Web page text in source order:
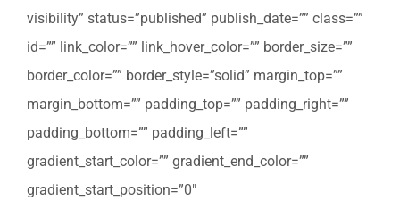
visibility” status=”published” publish_date=”” class=””
id=”” link_color=”” link_hover_color=”” border_size=””
border_color=”” border_style=”solid” margin_top=””
margin_bottom=”” padding_top=”” padding_right=””
padding_bottom=”” padding_left=””
gradient_start_color=”” gradient_end_color=””
gradient_start_position=”0″